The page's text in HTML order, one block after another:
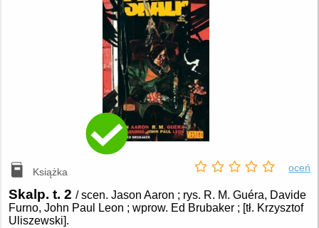
Książka oceń
Skalp. t. 2 / scen. Jason Aaron ; rys. R. M. Guéra, Davide
Furno, John Paul Leon ; wprow. Ed Brubaker ; [tł. Krzysztof
Uliszewski].